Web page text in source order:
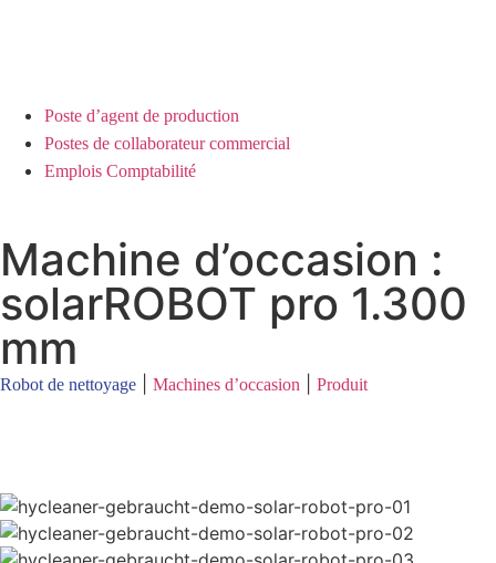
Poste d’agent de production
Postes de collaborateur commercial
Emplois Comptabilité
Machine d’occasion :
solarROBOT pro 1.300
mm
Robot de nettoyage Machines d’occasion Produit